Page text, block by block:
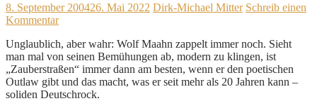
8. September 200426. Mai 2022 Dirk-Michael Mitter Schreib einen
Kommentar
Unglaublich, aber wahr: Wolf Maahn zappelt immer noch. Sieht
man mal von seinen Bemühungen ab, modern zu klingen, ist
„Zauberstraßen“ immer dann am besten, wenn er den poetischen
Outlaw gibt und das macht, was er seit mehr als 20 Jahren kann –
soliden Deutschrock.